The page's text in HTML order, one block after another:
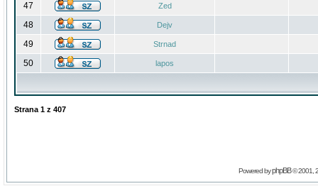
47 Zed
48 Dejv
49 Strnad
50 lapos
Strana 1 z 407
Powered byphpBB© 2001,